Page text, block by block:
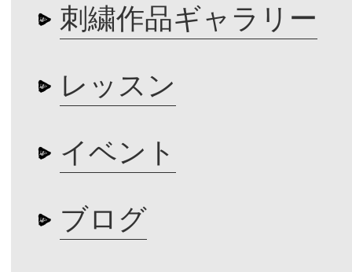
刺繍作品ギャラリー
レッスン
イベント
ブログ